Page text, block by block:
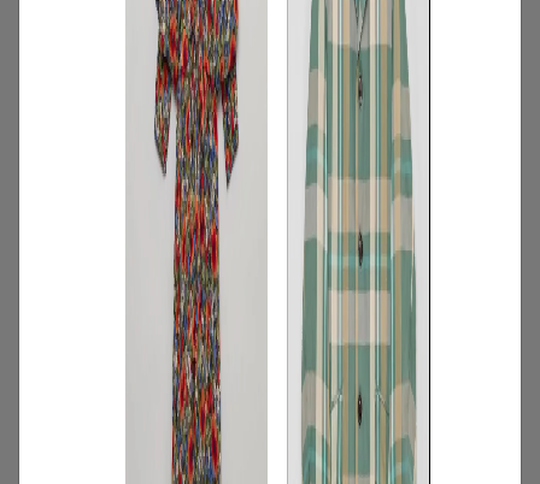
2026.07.16